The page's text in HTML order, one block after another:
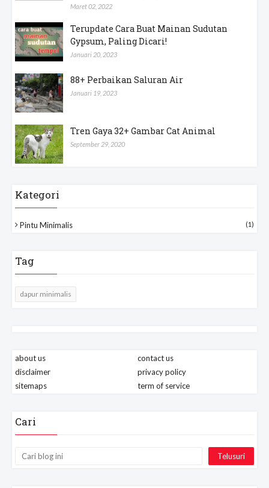
Maret 02, 2022
Terupdate Cara Buat Mainan Sudutan
Gypsum, Paling Dicari!
Januari 20, 2023
88+ Perbaikan Saluran Air
Januari 19, 2023
Tren Gaya 32+ Gambar Cat Animal
September 29, 2020
Kategori
Pintu Minimalis (1)
Tag
dapur minimalis
about us
contact us
disclaimer
privacy policy
sitemaps
term of service
Cari